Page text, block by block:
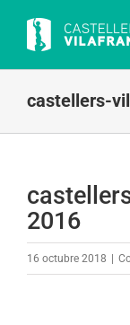
content
castellers-
2016
16 octubre 2018